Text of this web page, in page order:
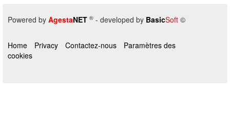
Powered by AgestaNET ® - developed by BasicSoft ©
Home Privacy Contactez-nous
Paramètres des
cookies